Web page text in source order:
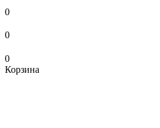
0
0
0
Корзина